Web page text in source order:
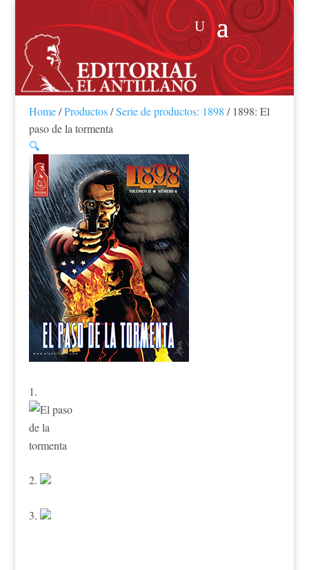
Home/Productos/Serie de productos: 1898 / 1898: El
paso de la tormenta
🔍